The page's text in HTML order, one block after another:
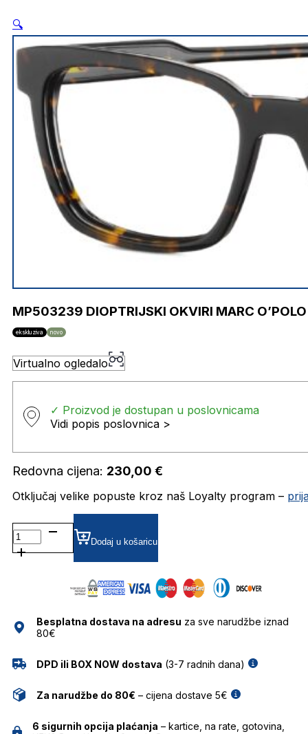
🔍
MP503239 DIOPTRIJSKI OKVIRI MARC O’POLO
ekskluziva novo
Virtualno ogledalo
✓ Proizvod je dostupan u poslovnicama
Vidi popis poslovnica >
Redovna cijena: 230,00 €
Otključaj velike popuste kroz naš Loyalty program –
MP503239 DIOPTRIJSKI
OKVIRI
MARC
Dodaj u košaricu
Besplatna dostava na adresu za sve narudžbe iznad
80€
DPD ili BOX NOW dostava (3-7 radnih dana)
Za narudžbe do 80€ – cijena dostave 5€
6 sigurnih opcija plaćanja – kartice, na rate, gotovina,